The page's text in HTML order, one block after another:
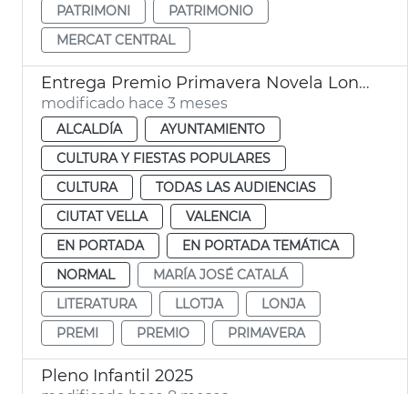
PATRIMONI
PATRIMONIO
MERCAT CENTRAL
Entrega Premio Primavera Novela Lonja València
modificado hace 3 meses
ALCALDÍA
AYUNTAMIENTO
CULTURA Y FIESTAS POPULARES
CULTURA
TODAS LAS AUDIENCIAS
CIUTAT VELLA
VALENCIA
EN PORTADA
EN PORTADA TEMÁTICA
NORMAL
MARÍA JOSÉ CATALÁ
LITERATURA
LLOTJA
LONJA
PREMI
PREMIO PRIMAVERA
Pleno Infantil 2025